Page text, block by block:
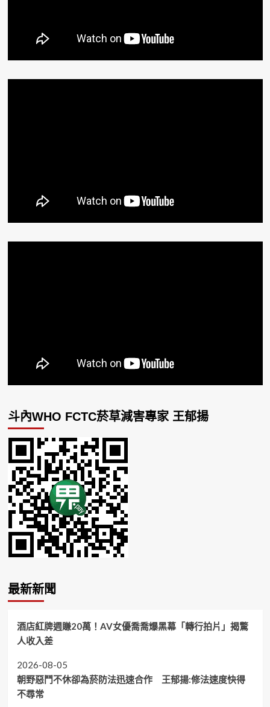
斗內WHO FCTC菸草減害專家 王郁揚
最新新聞
酒店紅牌週賺20萬！AV女優喬喬爆黑幕「轉行拍片」揭驚
人收入差
2026-08-05
朝野惡鬥不休卻為菸防法迅速合作 王郁揚:修法速度快得
不尋常